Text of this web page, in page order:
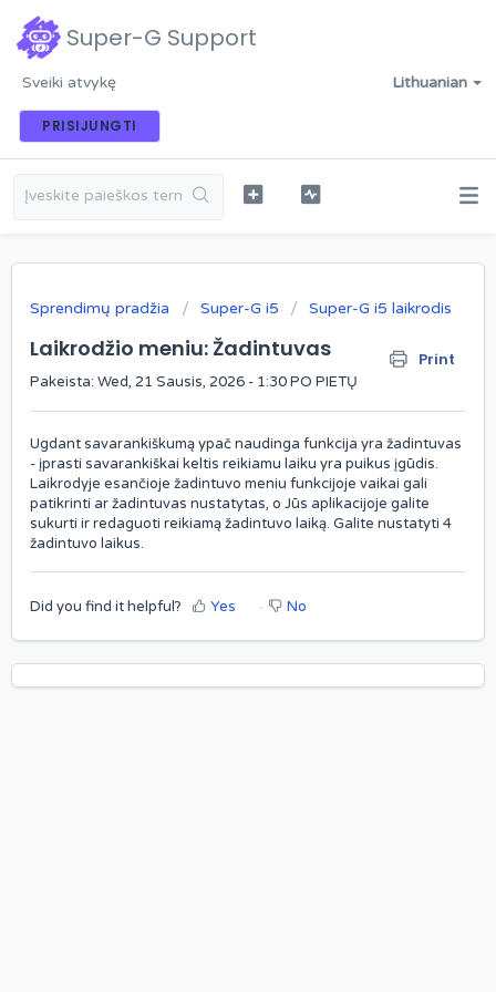
Super-G Support
Lithuanian
Sveiki atvykę
PRISIJUNGTI
Sprendimų pradžia Super-G i5 Super-G i5 laikrodis
Laikrodžio meniu: Žadintuvas Print
Pakeista: Wed, 21 Sausis, 2026 - 1:30 PO PIETŲ
Ugdant savarankiškumą ypač naudinga funkcija yra žadintuvas
- įprasti savarankiškai keltis reikiamu laiku yra puikus įgūdis.
Laikrodyje esančioje žadintuvo meniu funkcijoje vaikai gali
patikrinti ar žadintuvas nustatytas, o Jūs aplikacijoje galite
sukurti ir redaguoti reikiamą žadintuvo laiką. Galite nustatyti 4
žadintuvo laikus.
Did you find it helpful? Yes No